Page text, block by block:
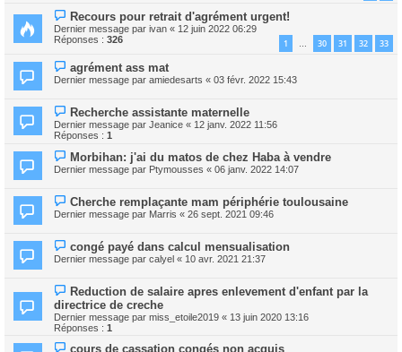
Recours pour retrait d'agrément urgent!
Dernier message par ivan « 12 juin 2022 06:29
Réponses : 326 1 … 30 31 32 33
agrément ass mat
Dernier message par amiedesarts « 03 févr. 2022 15:43
Recherche assistante maternelle
Dernier message par Jeanice « 12 janv. 2022 11:56
Réponses : 1
Morbihan: j'ai du matos de chez Haba à vendre
Dernier message par Ptymousses « 06 janv. 2022 14:07
Cherche remplaçante mam périphérie toulousaine
Dernier message par Marris « 26 sept. 2021 09:46
congé payé dans calcul mensualisation
Dernier message par calyel « 10 avr. 2021 21:37
Reduction de salaire apres enlevement d'enfant par la
directrice de creche
Dernier message par miss_etoile2019 « 13 juin 2020 13:16
Réponses : 1
cours de cassation congés non acquis